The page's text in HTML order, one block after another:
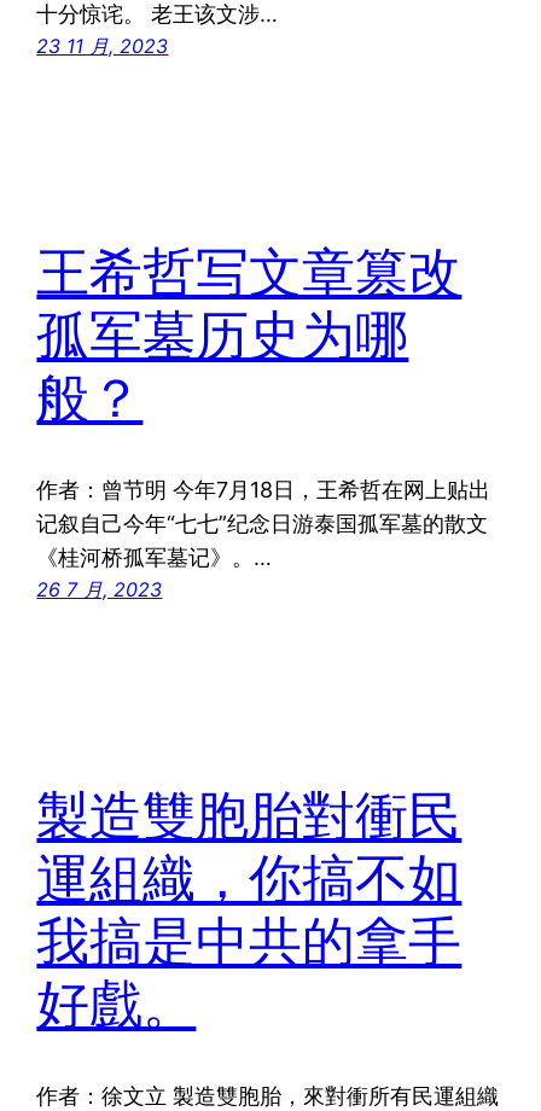
十分惊诧。 老王该文涉…
23 11 月, 2023
王希哲写文章篡改
孤军墓历史为哪
般？
作者：曾节明 今年7月18日，王希哲在网上贴出
记叙自己今年“七七”纪念日游泰国孤军墓的散文
《桂河桥孤军墓记》。…
26 7 月, 2023
製造雙胞胎對衝民
運組織，你搞不如
我搞是中共的拿手
好戲。
作者：徐文立 製造雙胞胎，來對衝所有民運組織